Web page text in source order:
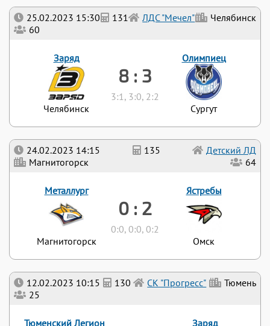
12.02.2023 10:15 130 СК "Прогресс"
Тюмень
25
Тюменский Легион Заряд
24.02.2023 14:15 135
Детский ЛД
Магнитогорск
64
Металлург
Магнитогорск
0 : 2
0:0, 0:0, 0:2
Ястребы
Омск
25.02.2023 15:30 131 ЛДС "Мечел"
Челябинск
60
Заряд
Челябинск
8 : 3
3:1, 3:0, 2:2
Олимпиец
Сургут